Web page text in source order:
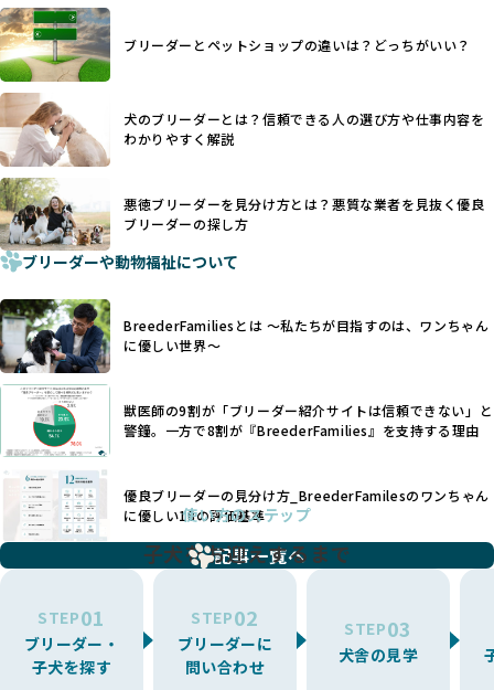
さらに、書類審査のみで掲載が許可されるサイトが多く、実
際の飼育環境やブリーダーの姿勢が見えにくい点も課題で
す。こうしたサイトでは、ブリーダーが記載する情報が主で
あり、実際の現場や日々のケアの状況がわからないため、営
利優先の「悪徳ブリーダー」が含まれるリスクが高まりま
す。
BreederFamiliesでは、ワンちゃんを大切にする「優良ブリ
ーダー」のみを紹介するために、法令を超えた独自の基準を
設け、ブリーダーの理念や飼育環境の厳格なチェックを行っ
ています。
一部の営利優先のブリーディングでは、母犬の出産負担を考
えずに大量繁殖が行われ、親犬が心身ともに疲弊するケース
が見られます。さらに、コストカットのために食事を減らし
たり、栄養のない食事を与える、適切な健康管理が行われな
いなど、ワンちゃんの健康と福祉が犠牲にされることも少な
くありません。
また、健康リスクが予測しづらいミックス犬の繁殖や、愛情
が行き届かない多頭飼育等も問題です。これらのブリーディ
ング手法は、ワンちゃんの福祉を無視し、利益のみを追求す
るブリーダーによるものが多く、消費者にとっても深刻な課
題となっています。
BreederFamiliesでは、こうしたワンちゃんに優しくないブ
リーディングをなくすため、すべてのワンちゃんを家族のよ
うに大切に飼育・繁殖を行っている「優良ブリーダー」のみ
BreederFamiliesでは、アニマルウェルフェアを最優先に考
えた6つの絶対基準と12の総合基準を設定しています。これに
ヨーロッパ諸国ではこうした処置が禁止されている一方で、
日本ではいまだ行われる場合があります。
優良ブリーダーは動物福祉を優先し、ワンちゃんの自然な姿
を大切にするため断尾・断耳を行いません。
一方、営利優先ブリーダーでは「見た目が良く売れやすい」
ことを理由に断尾や断耳を行うことがあり、中には麻酔なし
で処置するケースも見受けられます。
「耳やしっぽを切らない」詳細はこちら
犬種ごとに異なる健康リスクや育て方のポイントを理解し、
適切に対応するためには、深い知識と豊富な経験が欠かせま
せん。現在、犬種は200種類以上あり、それぞれに特有の健康
たとえば、パグは呼吸器系のトラブルを抱えやすく、ラブラ
ドール・レトリバーには股関節形成不全への注意が必要で
す。このような犬種ごとの違いを熟知し、適切なケアを提供
できるかどうかは、ブリーダーの専門性に大きく関わりま
す。
優良ブリーダーは、少数の犬種（一般的に3種以内）に絞って
繁殖を行い、各犬種の特徴を熟知しています。これにより、
犬種ごとの健康管理や繁殖において質の高いケアを提供する
ことが可能です。
一方、営利優先ブリーダーは流行や需要に応じて扱う犬種を
増やす傾向があり、犬種ごとに異なる健康問題や適切な育成
環境を十分に考慮しない場合があります。こうしたブリーダ
たりストレスを抱えたりするリスクが高まります。
「少数の犬種に集中」の詳細はこちら
ブリーダーとペットショップの違いは？どっちがいい？
犬のブリーダーとは？信頼できる人の選び方や仕事内容を
わかりやすく解説
悪徳ブリーダーを見分け方とは？悪質な業者を見抜く優良
ブリーダーの探し方
ブリーダーや動物福祉について
BreederFamiliesとは 〜私たちが目指すのは、ワンちゃん
に優しい世界〜
獣医師の9割が「ブリーダー紹介サイトは信頼できない」と
警鐘。一方で8割が『BreederFamilies』を支持する理由
優良ブリーダーの見分け方_BreederFamilesのワンちゃん
に優しい18の評価基準
記事一覧へ
使い方のステップ
子犬をお迎えするまで
STEP01
ブリーダー・
子犬を探す
STEP02
ブリーダーに
問い合わせ
STEP03
犬舎の見学